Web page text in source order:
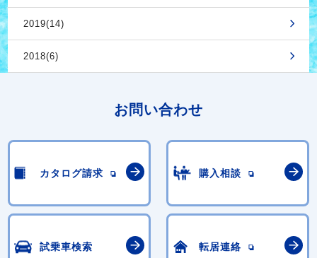
2019(14)
2018(6)
お問い合わせ
カタログ請求 購入相談
試乗車検索 転居連絡